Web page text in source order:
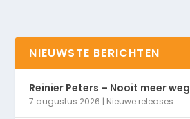
NIEUWSTE BERICHTEN
Reinier Peters – Nooit meer weg
7 augustus 2026 | Nieuwe releases